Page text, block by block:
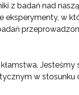
z badań nad
eksperymenty, w
Jesteśmy
w stosunku